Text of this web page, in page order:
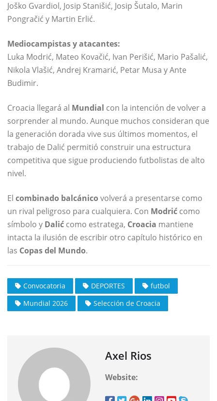
Joško Gvardiol, Josip Stanišić, Josip Šutalo, Marin
Pongračić y Martin Erlić.
Mediocampistas y atacantes:
Luka Modrić, Mateo Kovačić, Ivan Perišić, Mario Pašalić,
Nikola Vlašić, Andrej Kramarić, Petar Musa y Ante
Budimir.
Croacia llegará al Mundial con la intención de volver a
sorprender al mundo. Aunque muchos consideran que
la generación dorada vive sus últimos momentos, el
trabajo de Dalić permitió construir una estructura
competitiva que sigue produciendo futbolistas de alto
nivel.
El combinado balcánico volverá a presentarse como
un rival peligroso para cualquiera. Con Modrić como
símbolo y Dalić como estratega, Croacia mantiene
intacta la ilusión de escribir otro capítulo histórico en
las Copas del Mundo.
Convocatoria DEPORTES
futbol
Mundial 2026
Selección de Croacia
Axel Rios
Website: